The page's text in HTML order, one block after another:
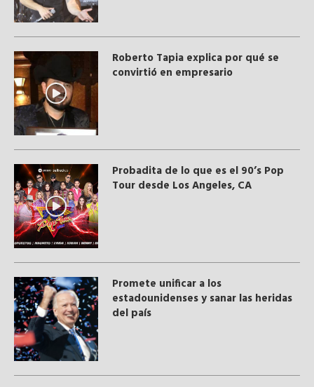
Roberto Tapia explica por qué se
convirtió en empresario
Probadita de lo que es el 90’s Pop
Tour desde Los Angeles, CA
Promete unificar a los
estadounidenses y sanar las heridas
del país